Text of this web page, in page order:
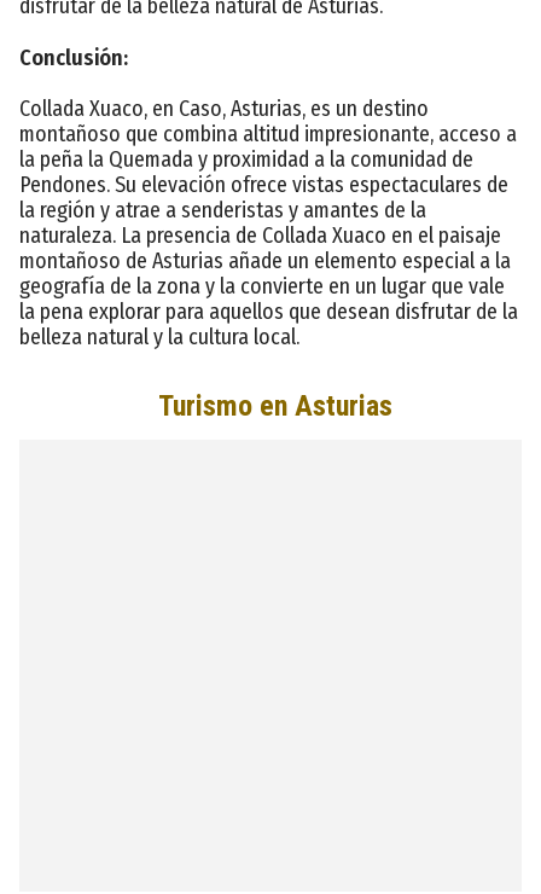
disfrutar de la belleza natural de Asturias.
Conclusión:
Collada Xuaco, en Caso, Asturias, es un destino
montañoso que combina altitud impresionante, acceso a
la peña la Quemada y proximidad a la comunidad de
Pendones. Su elevación ofrece vistas espectaculares de
la región y atrae a senderistas y amantes de la
naturaleza. La presencia de Collada Xuaco en el paisaje
montañoso de Asturias añade un elemento especial a la
geografía de la zona y la convierte en un lugar que vale
la pena explorar para aquellos que desean disfrutar de la
belleza natural y la cultura local.